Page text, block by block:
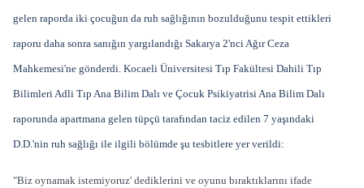
gelen raporda iki çocuğun da ruh sağlığının bozulduğunu tespit ettikleri
raporu daha sonra sanığın yargılandığı Sakarya 2'nci Ağır Ceza
Mahkemesi'ne gönderdi. Kocaeli Üniversitesi Tıp Fakültesi Dahili Tıp
Bilimleri Adli Tıp Ana Bilim Dalı ve Çocuk Psikiyatrisi Ana Bilim Dalı
raporunda apartmana gelen tüpçü tarafından taciz edilen 7 yaşındaki
D.D.'nin ruh sağlığı ile ilgili bölümde şu tesbitlere yer verildi:
"Biz oynamak istemiyoruz' dediklerini ve oyunu bıraktıklarını ifade